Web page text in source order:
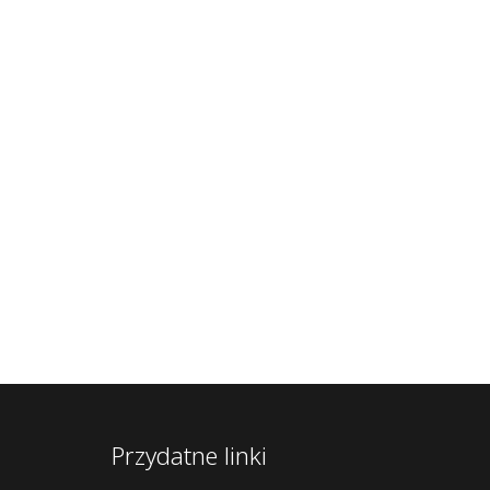
Przydatne linki